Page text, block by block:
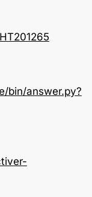
bin/answer.py?